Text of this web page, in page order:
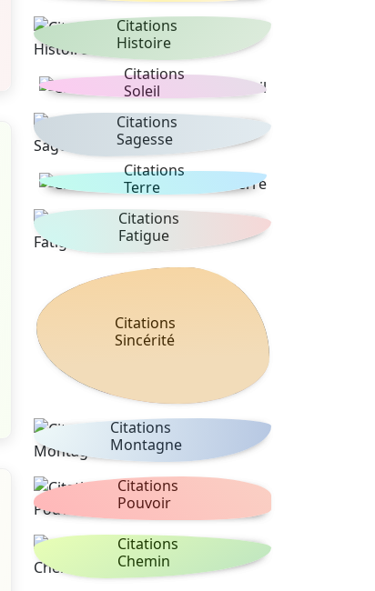
Citations
Histoire
Citations
Soleil
Citations
Sagesse
Citations
Terre
Citations
Fatigue
Citations
Sincérité
Citations
Montagne
Citations
Pouvoir
Citations
Chemin